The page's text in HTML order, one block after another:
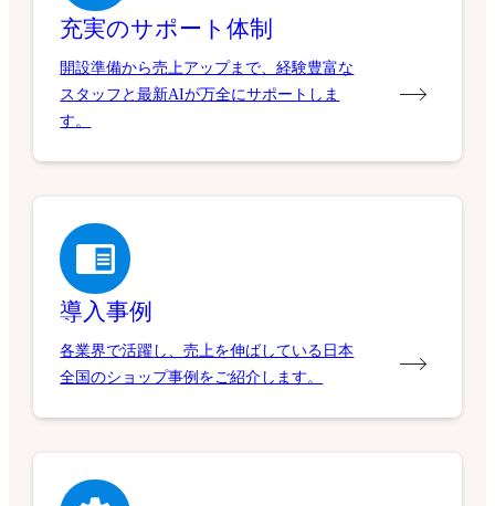
充実のサポート体制
開設準備から売上アップまで、経験豊富な
スタッフと最新AIが万全にサポートしま
す。
導入事例
各業界で活躍し、売上を伸ばしている日本
全国のショップ事例をご紹介します。